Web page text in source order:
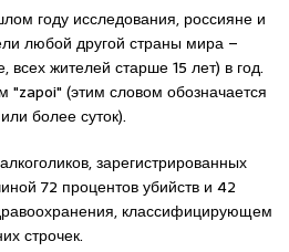
году исследования, россияне и
любой другой страны мира –
жителей старше 15 лет) в год.
(этим словом обозначается
более суток).
зарегистрированных
72 процентов убийств и 42
классифицирующем
строчек.